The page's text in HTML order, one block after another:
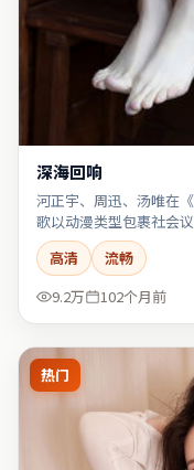
深海回响
河正宇、周迅、汤唯在
歌以动漫类型包裹社会
高清
流畅
9.2万
102个月前
热门